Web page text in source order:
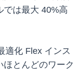
では最大 40%高
適化 Flex インス
ほとんどのワーク